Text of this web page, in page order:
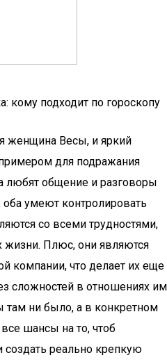
кому подходит по гороскопу
женщина Весы, и яркий
для подражания
любят общение и разговоры
умеют контролировать
со всеми трудностями,
жизни. Плюс, они являются
компании, что делает их еще
сложностей в отношениях им
там ни было, а в конкретном
шансы на то, чтоб
создать реально крепкую